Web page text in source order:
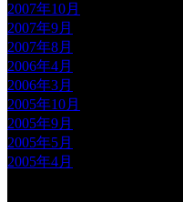
2007年10月
2007年9月
2007年8月
2006年4月
2006年3月
2005年10月
2005年9月
2005年5月
2005年4月